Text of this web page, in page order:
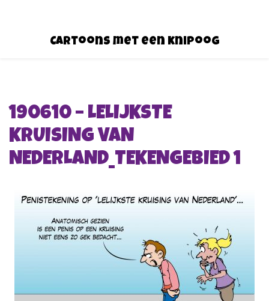
Cartoons met een knipoog
190610 – LELIJKSTE
KRUISING VAN
NEDERLAND_TEKENGEBIED 1